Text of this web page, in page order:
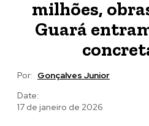
milhões,
Guará
Por: Gonçalves Junior
Date:
17 de janeiro de 2026